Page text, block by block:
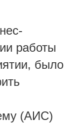
работы
было
(АИС)